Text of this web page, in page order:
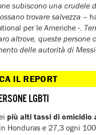
subiscono una crudele
trovare salvezza –
per le Americhe -.
altrove, queste
delle autorità di
IL REPORT
LGBTI
più alti tassi di omicidio
Honduras e 27,3 ogni